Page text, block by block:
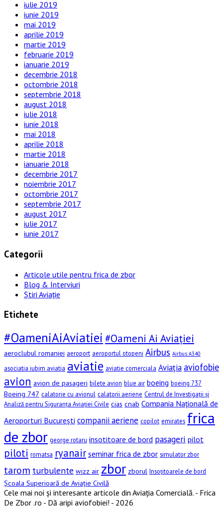
iulie 2019
iunie 2019
mai 2019
aprilie 2019
martie 2019
februarie 2019
ianuarie 2019
decembrie 2018
octombrie 2018
septembrie 2018
august 2018
iulie 2018
iunie 2018
mai 2018
aprilie 2018
martie 2018
ianuarie 2018
decembrie 2017
noiembrie 2017
octombrie 2017
septembrie 2017
august 2017
iulie 2017
iunie 2017
Categorii
Articole utile pentru frica de zbor
Blog & Interviuri
Știri Aviație
Etichete
#OameniAiAviatiei #Oameni Ai Aviației
aeroclubul romaniei aeroport aeroportul otopeni Airbus Airbus A340
asociatia iubim aviatia aviatie aviatie comerciala Aviația aviofobie
avion avion de pasageri bilete avion blue air boeing boeing 737
Boeing 747 calatorie cu avionul calatorii aeriene Centrul de Investigații și
Analiză pentru Siguranța Aviației Civile cias cnab Compania Națională de
Aeroporturi București companii aeriene copilot emirates frica
de zbor george rotaru insotitoare de bord pasageri pilot
piloti romatsa ryanair seminar frica de zbor simulator zbor
tarom turbulente wizz air zbor zborul însoțitoarele de bord
Școala Superioară de Aviație Civilă
Cele mai noi și interesante articole din Aviația Comercială. - Frica
De Zbor .ro - Dă aripi aviofobiei! - 2026